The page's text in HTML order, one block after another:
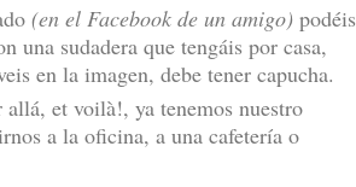
(en el Facebook de un amigo) podéis
una sudadera que tengáis por casa,
en la imagen, debe tener capucha.
et voilà!, ya tenemos nuestro
a la oficina, a una cafetería o